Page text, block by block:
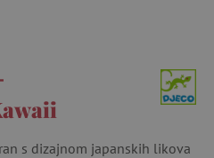
s dizajnom japanskih likova